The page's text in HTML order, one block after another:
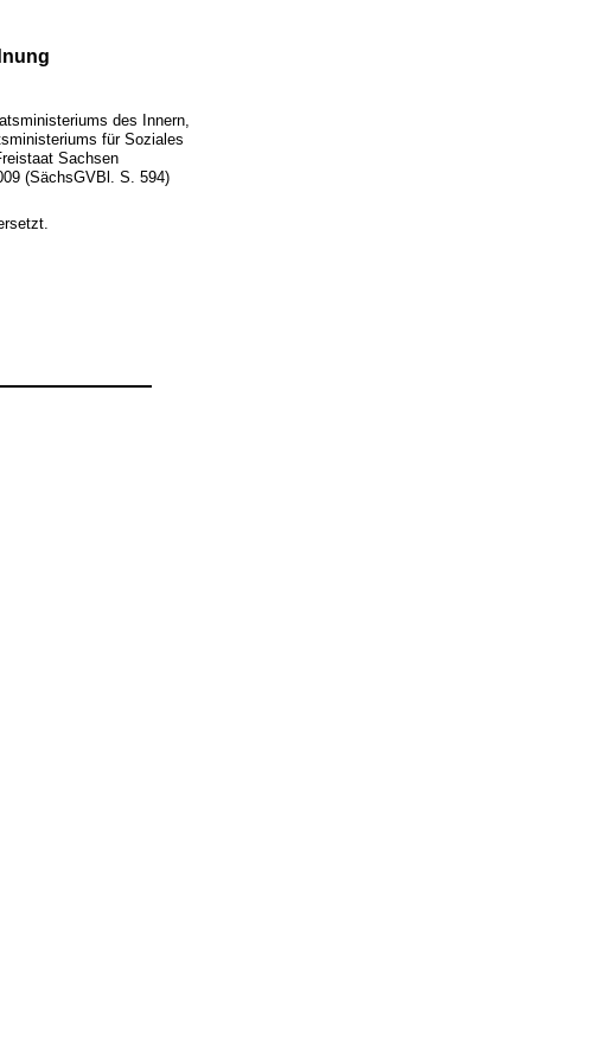
des Innern,
für Soziales
Sachsen
(SächsGVBl. S. 594)